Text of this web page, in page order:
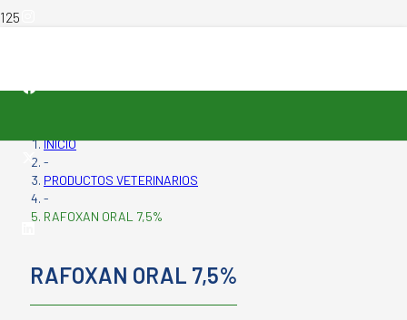
INICIO
-
PRODUCTOS VETERINARIOS
-
RAFOXAN ORAL 7,5%
RAFOXAN ORAL 7,5%